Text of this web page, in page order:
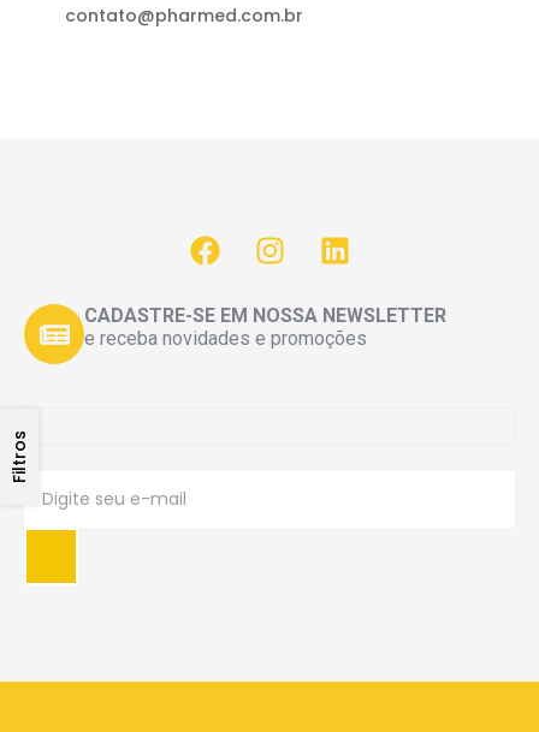
Filtros
contato@pharmed.com.br
CADASTRE-SE EM NOSSA NEWSLETTER
e receba novidades e promoções